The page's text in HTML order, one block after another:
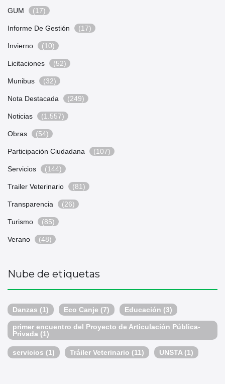
GUM (17)
Informe De Gestión (17)
Invierno (10)
Licitaciones (52)
Munibus (32)
Nota Destacada (249)
Noticias (1.557)
Obras (54)
Participación Ciudadana (107)
Servicios (144)
Trailer Veterinario (81)
Transparencia (26)
Turismo (85)
Verano (48)
Nube de etiquetas
Danzas (1) Eco Canje (7) Educación (3)
primer encuentro del Proyecto de Articulación Pública-
Privada (1)
servicios (1) Tráiler Veterinario (11) UNSTA (1)